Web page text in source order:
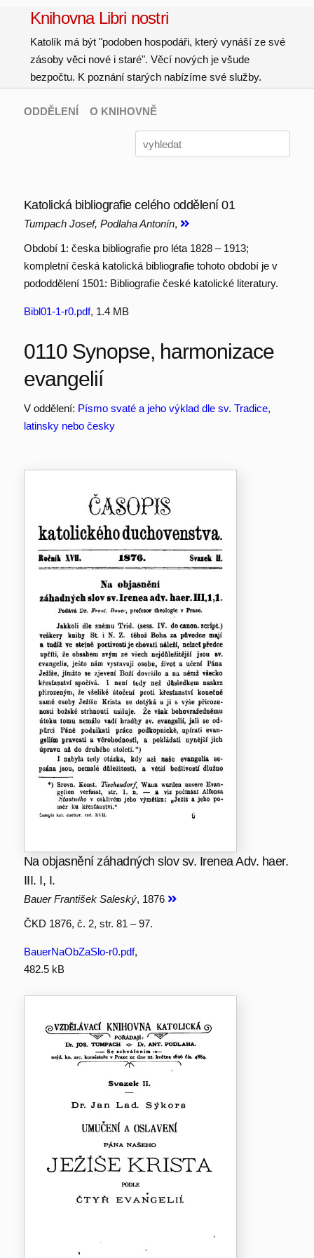
Knihovna Libri nostri
Katolík má být "podoben hospodáři, který vynáší ze své
zásoby věci nové i staré". Věcí nových je všude
bezpočtu. K poznání starých nabízíme své služby.
ODDĚLENÍ O KNIHOVNĚ
Katolická bibliografie celého oddělení 01
Tumpach Josef, Podlaha Antonín,
Období 1: česka bibliografie pro léta 1828 – 1913;
kompletní česká katolická bibliografie tohoto období je v
pododdělení 1501: Bibliografie české katolické literatury.
Bibl01-1-r0.pdf, 1.4 MB
0110 Synopse, harmonizace
evangelií
V oddělení: Písmo svaté a jeho výklad dle sv. Tradice,
latinsky nebo česky
Na objasnění záhadných slov sv. Irenea Adv. haer.
III. I, I.
Bauer František Saleský, 1876
ČKD 1876, č. 2, str. 81 – 97.
BauerNaObZaSlo-r0.pdf,
482.5 kB